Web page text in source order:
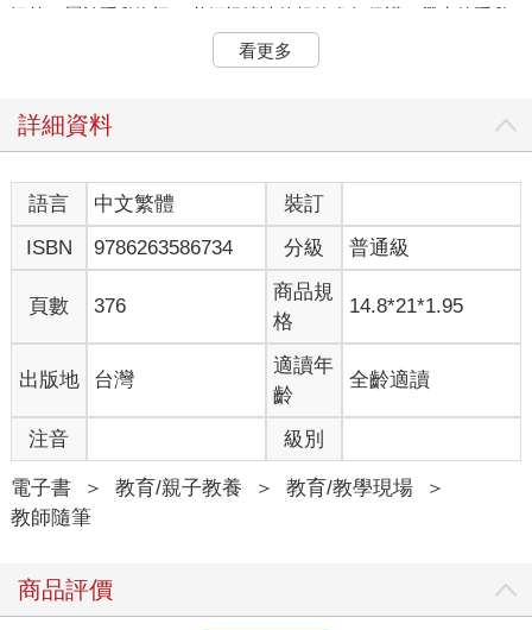
況等，屬於隱私資訊，必須根據法律規範進行保護。學生的隱私
權，特別是未成年學生，受到法律嚴格保護。教師若未遵循隱私
保護規定，可能會引發法律責任，損害學生的基本權益與信任。
隱私權的保護不僅是法律義務，更是尊重每位學生與教師基本尊
師應提升法律意識，並反思如何在保護學生隱私的前提下履行教
育職責。
壹、個人資訊的隱私權
談到個人資訊的隱私權，通常會從大法官釋字第603號解釋開始談
起，我們就來看看解釋文是如何說明「隱私權」的呢？
「維護人性尊嚴與尊重人格自由發展，乃自由民主憲政秩序之核
心價值。隱私權雖非《憲法》明文列舉之權利，惟基於人性尊嚴
與個人主體性之維護及人格發展之完整，並為保障個人生活私密
個人資料之資訊隱私權而言，乃保障人民決定是否揭露其個人資
料、及在何種範圍內、於何時、以何種方式、向何人揭露之決定
看更多
詳細資料
語言 中文繁體
裝訂
ISBN
9786263586734 分級 普通級
頁數 376
商品規
格
14.8*21*1.95
出版地 台灣
適讀年
齡
全齡適讀
注音 級別
電子書 ＞ 教育/親子教養 ＞ 教育/教學現場
＞
教師隨筆
商品評價